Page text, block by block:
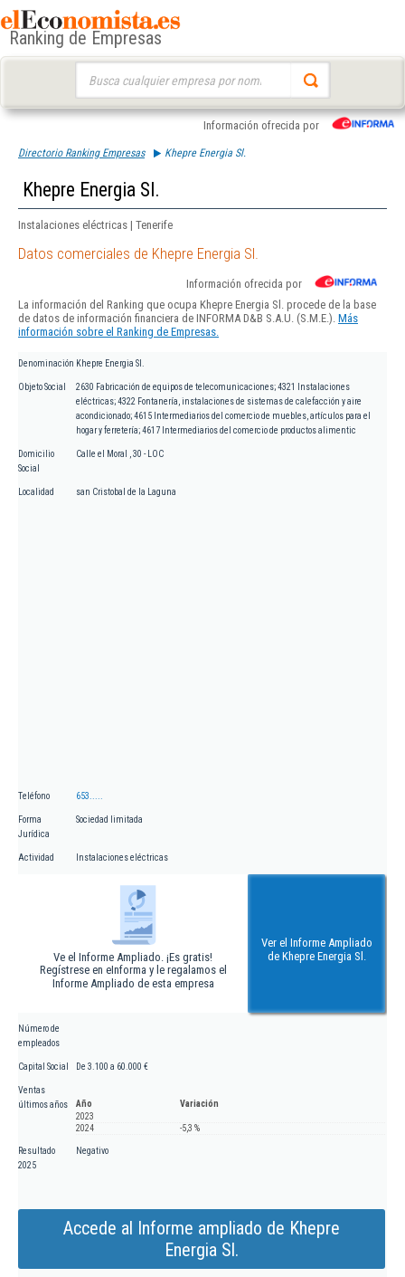
Ranking de Empresas
Información ofrecida por
Directorio Ranking Empresas Khepre Energia Sl.
Khepre Energia Sl.
Instalaciones eléctricas | Tenerife
Datos comerciales de Khepre Energia Sl.
Información ofrecida por
La información del Ranking que ocupa Khepre Energia Sl. procede de la base
de datos de información financiera de INFORMA D&B S.A.U. (S.M.E.). Más
información sobre el Ranking de Empresas.
Denominación Khepre Energia Sl.
Objeto Social
2630 Fabricación de equipos de telecomunicaciones; 4321 Instalaciones
eléctricas; 4322 Fontanería, instalaciones de sistemas de calefacción y aire
acondicionado; 4615 Intermediarios del comercio de muebles, artículos para el
hogar y ferretería; 4617 Intermediarios del comercio de productos alimentic
Domicilio
Social
Calle el Moral , 30 - LOC
Localidad san Cristobal de la Laguna
Teléfono 653.....
Forma
Jurídica
Sociedad limitada
Actividad Instalaciones eléctricas
Ve el Informe Ampliado. ¡Es gratis!
Regístrese en eInforma y le regalamos el
Informe Ampliado de esta empresa
Ver el Informe Ampliado
de Khepre Energia Sl.
Número de
empleados
Capital Social De 3.100 a 60.000 €
Ventas
últimos años
Año
Variación
2023
2024
-5,3 %
Resultado
2025
Negativo
Accede al Informe ampliado de Khepre
Energia Sl.